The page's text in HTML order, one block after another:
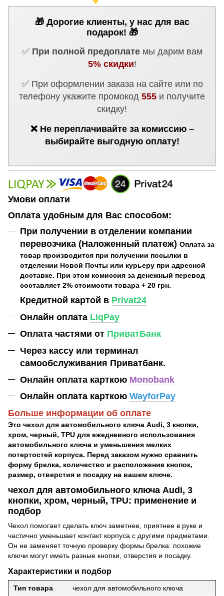
🎁 Дорогие клиенты, у нас для вас
подарок! 🎁
✅ При полной предоплатемы дарим вам
5% скидки!
✅ При оформлении заказа на сайте или по
телефону укажите промокод 555 и получите
скидку!
❌ Не переплачивайте за комиссию –
выбирайте выгодную оплату!
Умови оплати
Оплата удобным для Вас способом:
При получении в отделении компании
перевозчика (Наложенный платеж) Оплата за
товар производится при получении посылки в
отделении Новой Почты или курьеру при адресной
доставке. При этом комиссия за денежный перевод
составляет 2% стоимости товара + 20 грн.
Кредитной картой в Privat24
Онлайн оплата LiqPay
Оплата частями от ПриватБанк
Через кассу или терминал
самообслуживания Приватбанк.
Онлайн оплата карткою Monobank
Онлайн оплата карткою WayforPay
Больше информации об оплате
Это чехол для автомобильного ключа Audi, 3 кнопки,
хром, черный, TPU для ежедневного использования
автомобильного ключа и уменьшения мелких
потертостей корпуса. Перед заказом нужно сравнить
форму брелка, количество и расположение кнопок,
размер, отверстия и посадку на вашем ключе.
чехол для автомобильного ключа Audi, 3
кнопки, хром, черный, TPU: применение и
подбор
Чехол помогает сделать ключ заметнее, приятнее в руке и
частично уменьшает контакт корпуса с другими предметами.
Он не заменяет точную проверку формы брелка: похожие
ключи могут иметь разные кнопки, отверстия и посадку.
Характеристики и подбор
Тип товара
чехол для автомобильного ключа